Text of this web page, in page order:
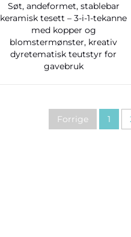
Søt, andeformet, stablebar
keramisk tesett – 3-i-1-tekanne
med kopper og
blomstermønster, kreativ
dyretematisk teutstyr for
gavebruk
Forrige 1